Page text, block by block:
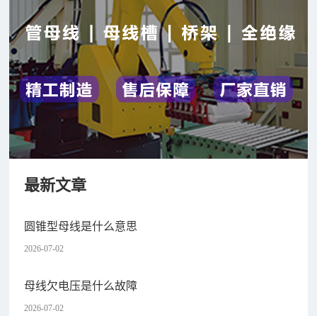
最新文章
圆锥型母线是什么意思
2026-07-02
母线欠电压是什么故障
2026-07-02